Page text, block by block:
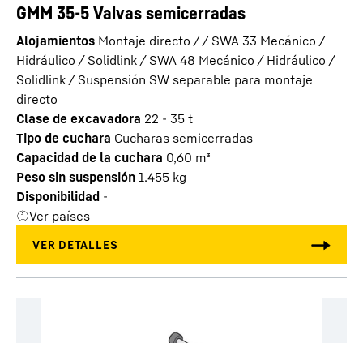
GMM 35-5 Valvas semicerradas
Alojamientos Montaje directo / / SWA 33 Mecánico /
Hidráulico / Solidlink / SWA 48 Mecánico / Hidráulico /
Solidlink / Suspensión SW separable para montaje
directo
Clase de excavadora 22 - 35 t
Tipo de cuchara Cucharas semicerradas
Capacidad de la cuchara 0,60 m³
Peso sin suspensión 1.455 kg
Disponibilidad -
Ver países